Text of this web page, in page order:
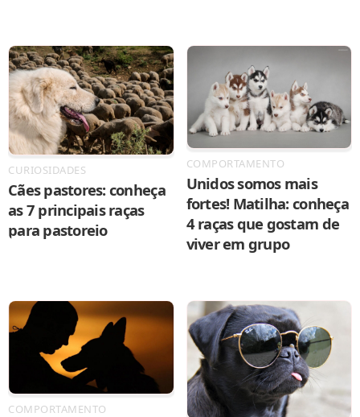
CURIOSIDADES
Cães pastores: conheça
as 7 principais raças
para pastoreio
COMPORTAMENTO
Unidos somos mais
fortes! Matilha: conheça
4 raças que gostam de
viver em grupo
COMPORTAMENTO